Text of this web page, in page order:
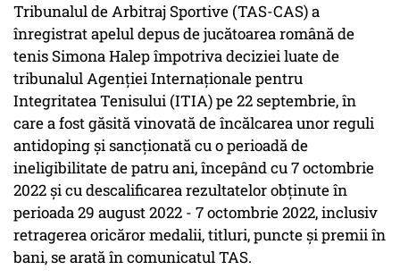
Tribunalul de Arbitraj Sportive (TAS-CAS) a
înregistrat apelul depus de jucătoarea română de
tenis Simona Halep împotriva deciziei luate de
tribunalul Agenţiei Internaţionale pentru
Integritatea Tenisului (ITIA) pe 22 septembrie, în
care a fost găsită vinovată de încălcarea unor reguli
antidoping şi sancţionată cu o perioadă de
ineligibilitate de patru ani, începând cu 7 octombrie
2022 şi cu descalificarea rezultatelor obţinute în
perioada 29 august 2022 - 7 octombrie 2022, inclusiv
retragerea oricăror medalii, titluri, puncte şi premii în
bani, se arată în comunicatul TAS.